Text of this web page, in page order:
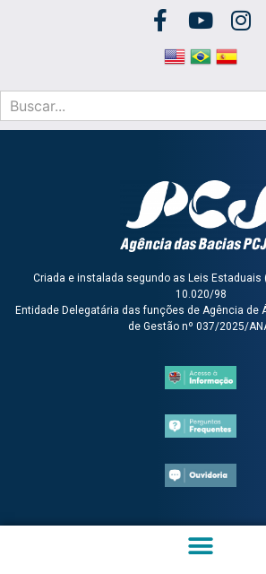
Criada e instalada segundo as Leis Estaduais
10.020/98
Entidade Delegatária das funções de Agência de
de Gestão nº 037/2025/